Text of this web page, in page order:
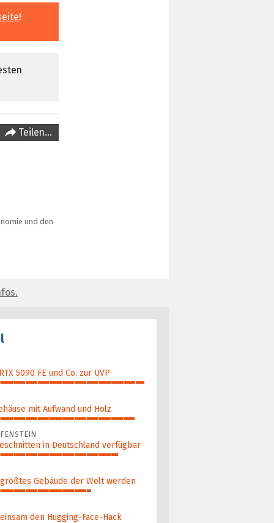
!
Teilen…
und den
5090 FE und Co. zur UVP
mit Aufwand und Holz
in Deutschland verfügbar
Gebäude der Welt werden
den Hugging-Face-Hack